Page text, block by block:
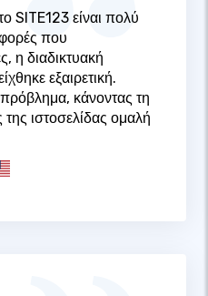
SITE123 είναι πολύ
που
η διαδικτυακή
εξαιρετική.
κάνοντας τη
της ιστοσελίδας ομαλή